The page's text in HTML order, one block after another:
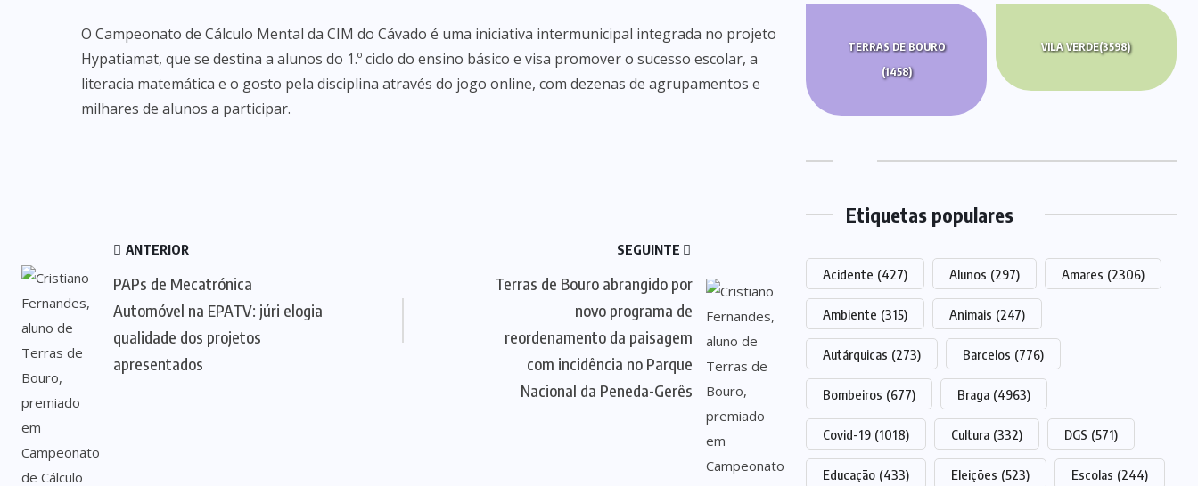
O Campeonato de Cálculo Mental da CIM do Cávado é uma iniciativa intermunicipal integrada no projeto
Hypatiamat, que se destina a alunos do 1.º ciclo do ensino básico e visa promover o sucesso escolar, a
literacia matemática e o gosto pela disciplina através do jogo online, com dezenas de agrupamentos e
milhares de alunos a participar.
ANTERIOR
PAPs de Mecatrónica
Automóvel na EPATV: júri elogia
qualidade dos projetos
apresentados
SEGUINTE
Terras de Bouro abrangido por
novo programa de
reordenamento da paisagem
com incidência no Parque
Nacional da Peneda-Gerês
TERRAS DE BOURO
(1458)
VILA VERDE(3598)
Etiquetas populares
Acidente (427) Alunos (297) Amares (2306)
Ambiente (315) Animais (247)
Autárquicas (273) Barcelos (776)
Bombeiros (677) Braga (4963)
Covid-19 (1018) Cultura (332) DGS (571)
Educação (433) Eleições (523) Escolas (244)